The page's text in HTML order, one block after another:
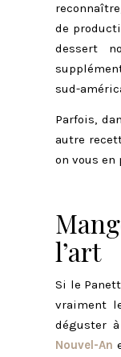
de
dessert
sud-
Parfois,
autre
on vous en
l’art
Si le
vraiment
déguster
Nouvel-An